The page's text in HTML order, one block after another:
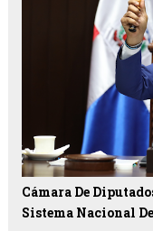
Cámara De
Sistema Nacional